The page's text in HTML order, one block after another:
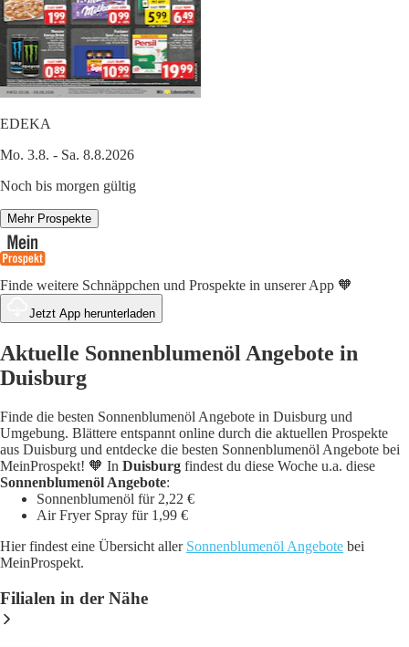
EDEKA
Mo. 3.8. - Sa. 8.8.2026
Noch bis morgen gültig
Mehr Prospekte
Finde weitere Schnäppchen und Prospekte in unserer App 🧡
Jetzt App herunterladen
Aktuelle Sonnenblumenöl Angebote in
Duisburg
Finde die besten Sonnenblumenöl Angebote in Duisburg und
Umgebung. Blättere entspannt online durch die aktuellen Prospekte
aus Duisburg und entdecke die besten Sonnenblumenöl Angebote bei
MeinProspekt! 🧡 In Duisburg findest du diese Woche u.a. diese
Sonnenblumenöl Angebote:
Sonnenblumenöl für 2,22 €
Air Fryer Spray für 1,99 €
Hier findest eine Übersicht aller Sonnenblumenöl Angebote bei
MeinProspekt.
Filialen in der Nähe